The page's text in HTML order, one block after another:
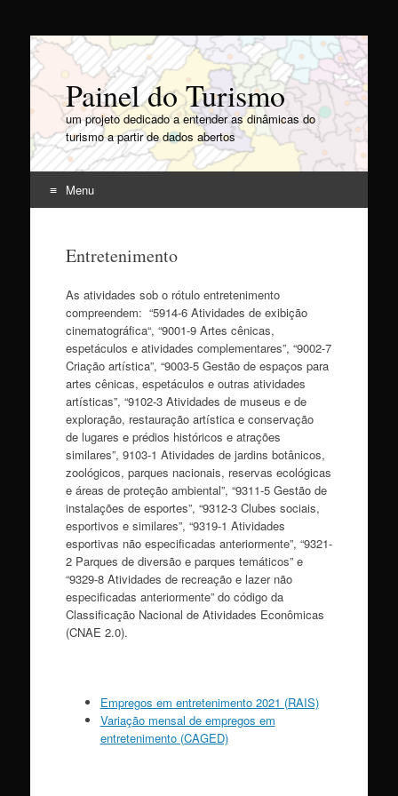
Painel do Turismo
um projeto dedicado a entender as dinâmicas do
turismo a partir de dados abertos
Menu
Entretenimento
As atividades sob o rótulo entretenimento
compreendem: “5914-6 Atividades de exibição
cinematográfica“, “9001-9 Artes cênicas,
espetáculos e atividades complementares”, “9002-7
Criação artística”, “9003-5 Gestão de espaços para
artes cênicas, espetáculos e outras atividades
artísticas”, “9102-3 Atividades de museus e de
exploração, restauração artística e conservação
de lugares e prédios históricos e atrações
similares”, 9103-1 Atividades de jardins botânicos,
zoológicos, parques nacionais, reservas ecológicas
e áreas de proteção ambiental”, “9311-5 Gestão de
instalações de esportes”, “9312-3 Clubes sociais,
esportivos e similares”, “9319-1 Atividades
esportivas não especificadas anteriormente”, “9321-
2 Parques de diversão e parques temáticos” e
“9329-8 Atividades de recreação e lazer não
especificadas anteriormente” do código da
Classificação Nacional de Atividades Econômicas
(CNAE 2.0).
Empregos em entretenimento 2021 (RAIS)
Variação mensal de empregos em
entretenimento (CAGED)